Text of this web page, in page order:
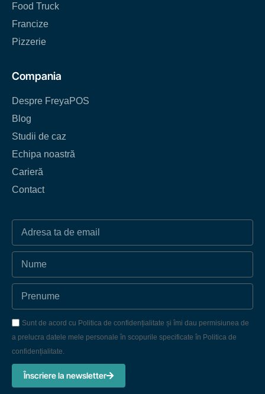
Food Truck
Francize
Pizzerie
Compania
Despre FreyaPOS
Blog
Studii de caz
Echipa noastră
Carieră
Contact
Sunt de acord cu Politica de confidențialitate și îmi dau permisiunea de
a prelucra datele mele personale în scopurile specificate în Politica de
confidențialitate.
Înscriere la newsletter